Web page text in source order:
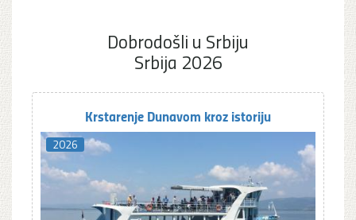
Dobrodošli u Srbiju
Srbija 2026
Krstarenje Dunavom kroz istoriju
2026